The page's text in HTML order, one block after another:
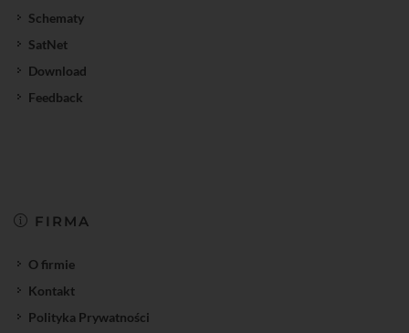
Schematy
SatNet
Download
Feedback
FIRMA
O firmie
Kontakt
Polityka Prywatności